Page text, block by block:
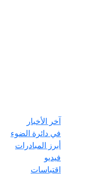
آخر الأخبار
في دائرة الضوء
أبرز المبادرات
فيديو
اقتباسات